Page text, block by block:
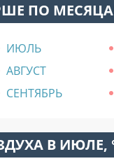
ПО
ИЮЛЬ
АВГУСТ
СЕНТЯБРЬ
В ИЮЛЕ,